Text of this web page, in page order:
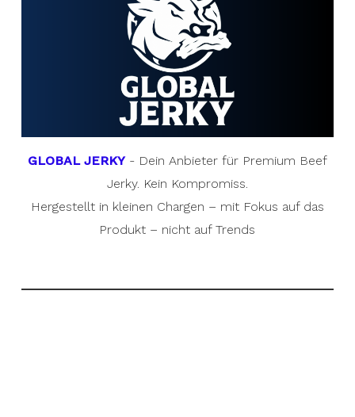
GLOBAL JERKY- Dein Anbieter für Premium Beef
Jerky. Kein Kompromiss.
Hergestellt in kleinen Chargen – mit Fokus auf das
Produkt – nicht auf Trends